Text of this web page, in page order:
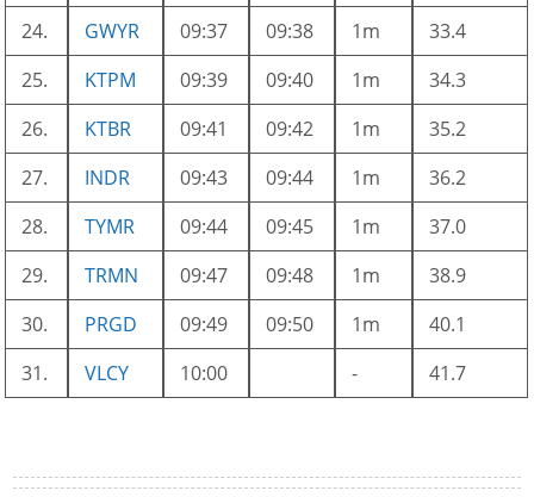
24.
GWYR 09:37 09:38 1m
33.4
25.
KTPM 09:39 09:40 1m
34.3
26.
KTBR 09:41 09:42 1m
35.2
27.
INDR 09:43 09:44 1m
36.2
28.
TYMR 09:44 09:45 1m
37.0
29.
TRMN 09:47 09:48 1m
38.9
30.
PRGD 09:49 09:50 1m
40.1
31.
VLCY 10:00 - 41.7